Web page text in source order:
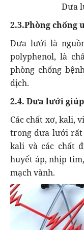
Dưa
2.3.Phòng chống
Dưa lưới là
polyphenol, là
phòng chống
dịch.
2.4. Dưa lưới
Các chất xơ, kali,
trong dưa lưới rất
kali và các chất
huyết áp, nhịp
mạch vành.